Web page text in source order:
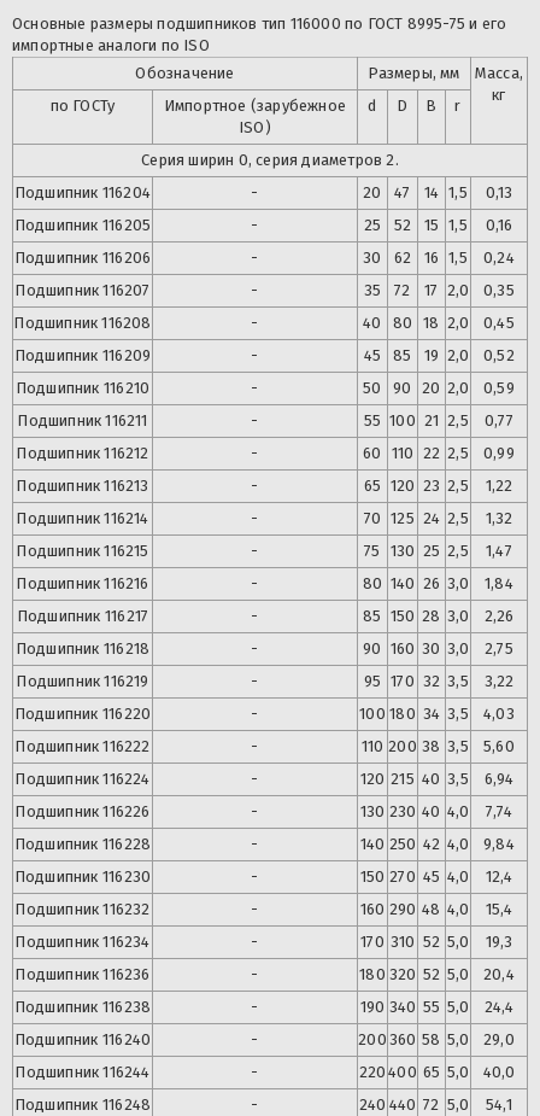
Основные размеры подшипников тип 116000 по ГОСТ 8995-75 и его
импортные аналоги по ISO
Обозначение
Размеры, мм
Масса,
кг
по ГОСТу
Импортное (зарубежное
ISO)
d D B r
Серия ширин 0, серия диаметров 2.
Подшипник 116204
- 20 47 14 1,5
0,13
Подшипник 116205 - 25 52 15 1,5
0,16
Подшипник 116206 - 30 62 16 1,5
0,24
Подшипник 116207 - 35 72 17 2,0
0,35
Подшипник 116208 - 40 80 18 2,0
0,45
Подшипник 116209 - 45 85 19 2,0
0,52
Подшипник 116210 - 50 90 20 2,0
0,59
Подшипник 116211 - 55 100 21 2,5
0,77
Подшипник 116212 - 60 110 22 2,5
0,99
Подшипник 116213 - 65 120 23 2,5
1,22
Подшипник 116214 - 70 125 24 2,5
1,32
Подшипник 116215 - 75 130 25 2,5
1,47
Подшипник 116216 - 80 140 26 3,0
1,84
Подшипник 116217 - 85 150 28 3,0
2,26
Подшипник 116218 - 90 160 30 3,0
2,75
Подшипник 116219 - 95 170 32 3,5
3,22
Подшипник 116220 - 100 180 34 3,5
4,03
Подшипник 116222 - 110 200 38 3,5
5,60
Подшипник 116224 - 120 215 40 3,5
6,94
Подшипник 116226 - 130 230 40 4,0
7,74
Подшипник 116228 - 140 250 42 4,0
9,84
Подшипник 116230 - 150 270 45 4,0
12,4
Подшипник 116232 - 160 290 48 4,0
15,4
Подшипник 116234 - 170 310 52 5,0
19,3
Подшипник 116236 - 180 320 52 5,0
20,4
Подшипник 116238 - 190 340 55 5,0
24,4
Подшипник 116240 - 200 360 58 5,0
29,0
Подшипник 116244 - 220 400 65 5,0
40,0
Подшипник 116248 - 240 440 72 5,0
54,1